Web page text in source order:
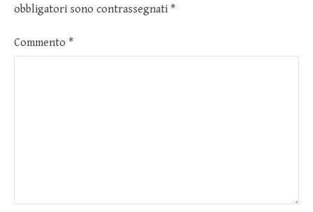
obbligatori sono contrassegnati *
Commento *